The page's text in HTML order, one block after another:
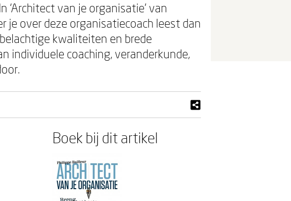
‘Architect van je organisatie’ van
je over deze organisatiecoach leest dan
kwaliteiten en brede
individuele coaching, veranderkunde,
Boek bij dit artikel